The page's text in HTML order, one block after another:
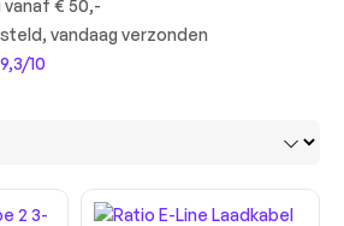
vanaf € 50,-
vandaag verzonden
9,3/10